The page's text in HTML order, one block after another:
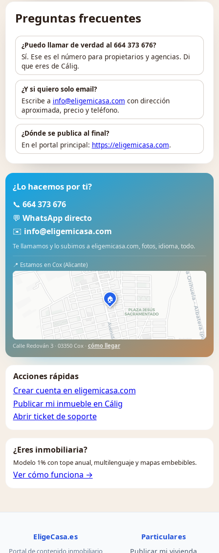
Preguntas frecuentes
¿Puedo llamar de verdad al 664 373 676?
Sí. Ese es el número para propietarios y agencias. Di
que eres de Cálig.
¿Y si quiero solo email?
Escribe a info@eligemicasa.com con dirección
aproximada, precio y teléfono.
¿Dónde se publica al final?
En el portal principal: https://eligemicasa.com.
¿Lo hacemos por ti?
📞 664 373 676
💬 WhatsApp directo
✉️ info@eligemicasa.com
Te llamamos y lo subimos a eligemicasa.com, fotos, idioma, todo.
📍 Estamos en Cox (Alicante)
🏠
Calle Redován 3 · 03350 Cox · cómo llegar
Acciones rápidas
Crear cuenta en eligemicasa.com
Publicar mi inmueble en Cálig
Abrir ticket de soporte
¿Eres inmobiliaria?
Modelo 1% con tope anual, multilenguaje y mapas embebibles.
Ver cómo funciona →
EligeCasa.es
Portal de contenido inmobiliario
Particulares